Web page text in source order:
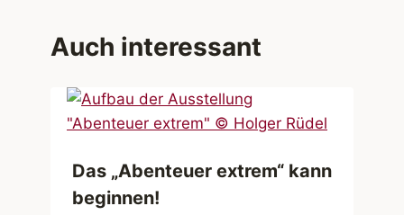
Auch interessant
Das „Abenteuer extrem“ kann
beginnen!